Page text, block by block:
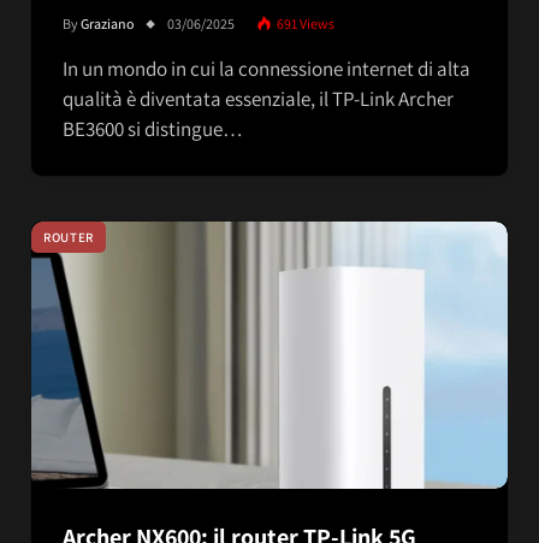
ByGraziano 03/06/2025 691 Views
In un mondo in cui la connessione internet di alta
qualità è diventata essenziale, il TP-Link Archer
BE3600 si distingue…
ROUTER